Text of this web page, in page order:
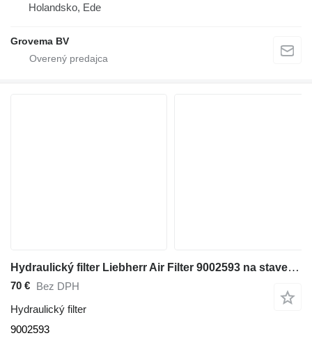
Holandsko, Ede
Grovema BV
Hydraulický filter Liebherr Air Filter 9002593 na stavebného stroja
70 € Bez DPH
Hydraulický filter
9002593